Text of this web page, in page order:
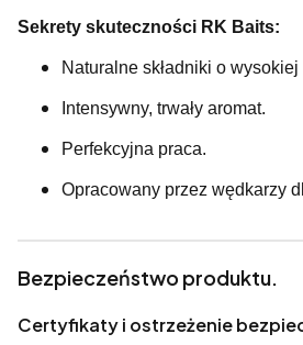
Sekrety skuteczności RK Baits:
Naturalne składniki o
Intensywny, trwały aromat.
Perfekcyjna praca.
Opracowany przez wędkarzy
Bezpieczeństwo produktu.
Certyfikaty i ostrzeżenie